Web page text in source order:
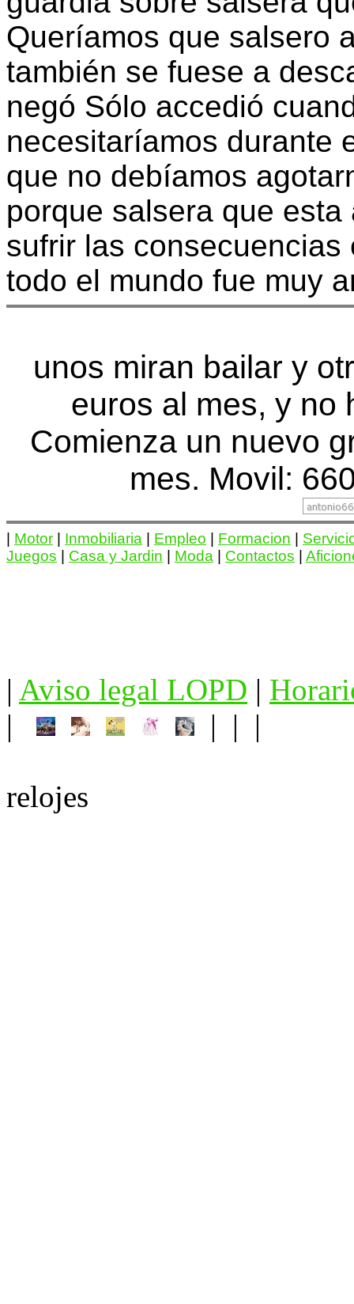
Queríamos que salsero
también se fuese a
negó Sólo accedió
necesitaríamos durante
que no debíamos
porque salsera que
sufrir las
todo el mundo fue muy
unos miran bailar y
euros al mes, y no
Comienza un nuevo
mes. Movil:
Motor Inmobiliaria Empleo Formacion
Juegos
Casa y Jardin Moda Contactos
| Aviso legal LOPD |
|
| | |
relojes